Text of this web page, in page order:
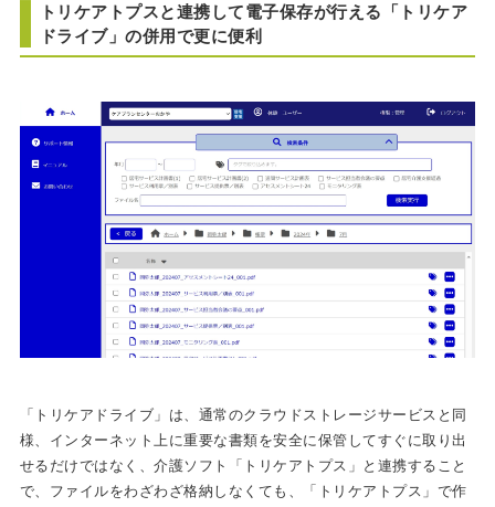
トリケアトプスと連携して電子保存が行える「トリケア
ドライブ」の併用で更に便利
「トリケアドライブ」は、通常のクラウドストレージサービスと同
様、インターネット上に重要な書類を安全に保管してすぐに取り出
せるだけではなく、介護ソフト「トリケアトプス」と連携すること
で、ファイルをわざわざ格納しなくても、「トリケアトプス」で作